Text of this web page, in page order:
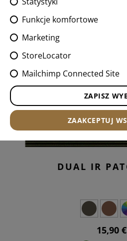
DUAL IR
15,90 €
Funkcje komfortowe
Marketing
StoreLocator
Mailchimp Connected Site
ZAPISZ
ZAAKCEPTUJ